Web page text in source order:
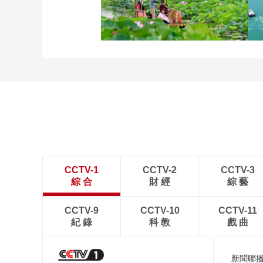
立秋近 採菱忙
CCTV-1
綜 合
CCTV-2
財 經
CCTV-3
綜 藝
CCTV-9
紀 錄
CCTV-10
科 教
CCTV-11
戲 曲
新聞聯